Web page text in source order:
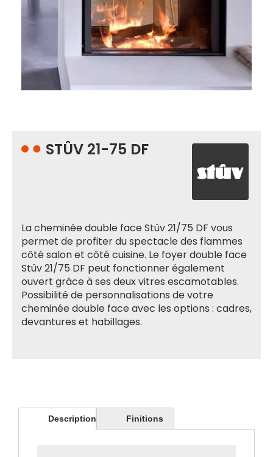
STÛV 21-75 DF
La cheminée double face Stûv 21/75 DF vous
permet de profiter du spectacle des flammes
côté salon et côté cuisine. Le foyer double face
Stûv 21/75 DF peut fonctionner également
ouvert grâce à ses deux vitres escamotables.
Possibilité de personnalisations de votre
cheminée double face avec les options : cadres,
devantures et habillages.
Description Finitions